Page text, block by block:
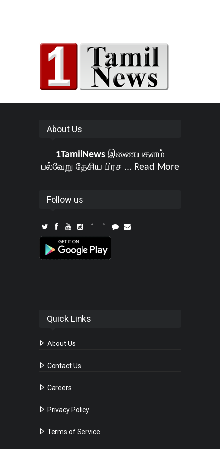
About Us
1TamilNewsஇணையதளம்
பல்வேறு தேசிய பிரச ... Read More
Follow us
Quick Links
About Us
Contact Us
Careers
Privacy Policy
Terms of Service